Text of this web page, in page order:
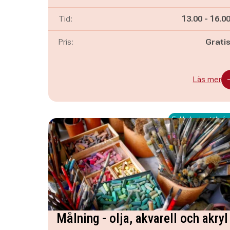
Tid: Pågår mellan
13.00 - och
16.00
Pris: Gratis
Läs mer
Fullbokad - ställ dig
Målning - olja, akvarell och akryl